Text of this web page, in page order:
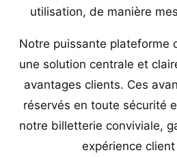
utilisation, de manière
Notre puissante plateforme
une solution centrale et
avantages clients. Ces
réservés en toute sécurité
notre billetterie conviviale,
expérience